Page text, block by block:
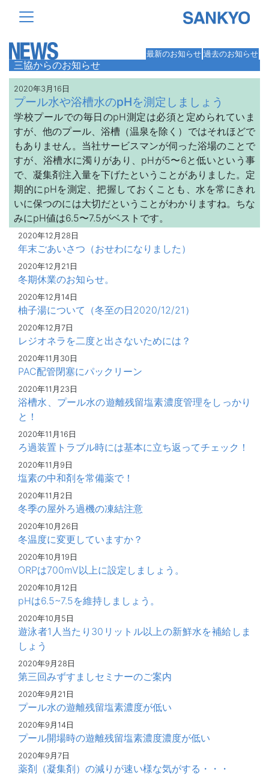
最新のお知らせ 過去のお知らせ
三協からのお知らせ
2020年3月16日
プール水や浴槽水のpHを測定しましょう
学校プールでの毎日のpH測定は必須と定められていま
すが、他のプール、浴槽（温泉を除く）ではそれほどで
もありません。当社サービスマンが伺った浴場のことで
すが、浴槽水に濁りがあり、pHが5〜6と低いという事
で、凝集剤注入量を下げたということがありました。定
期的にpHを測定、把握しておくことも、水を常にきれ
いに保つのには大切だということがわかりますね。ちな
みにpH値は6.5〜7.5がベストです。
2020年12月28日
年末ごあいさつ（おせわになりました）
2020年12月21日
冬期休業のお知らせ。
2020年12月14日
柚子湯について（冬至の日2020/12/21）
2020年12月7日
レジオネラを二度と出さないためには？
2020年11月30日
PAC配管閉塞にパックリーン
2020年11月23日
浴槽水、プール水の遊離残留塩素濃度管理をしっかり
と！
2020年11月16日
ろ過装置トラブル時には基本に立ち返ってチェック！
2020年11月9日
塩素の中和剤を常備薬で！
2020年11月2日
冬季の屋外ろ過機の凍結注意
2020年10月26日
冬温度に変更していますか？
2020年10月19日
ORPは700mV以上に設定しましょう。
2020年10月12日
pHは6.5~7.5を維持しましょう。
2020年10月5日
遊泳者1人当たり30リットル以上の新鮮水を補給しま
しょう
2020年9月28日
第三回みずすましセミナーのご案内
2020年9月21日
プール水の遊離残留塩素濃度が低い
2020年9月14日
プール開場時の遊離残留塩素濃度濃度が低い
2020年9月7日
薬剤（凝集剤）の減りが速い様な気がする・・・